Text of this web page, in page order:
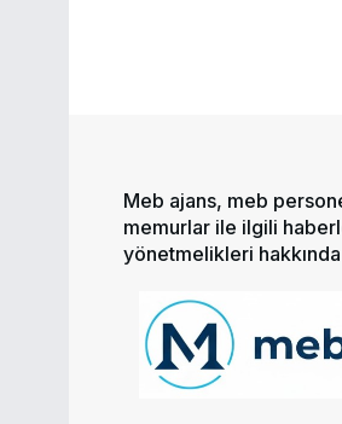
Meb ajans, meb
memurlar ile ilgili
yönetmelikleri